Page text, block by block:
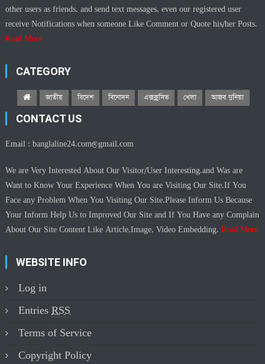
other users as friends. and send text messages, even our registered user
receive Notifications when someone Like Comment or Quote his/her Posts.
Read More
CATEGORY
জাতীয় বিদেশ বিনোদন এক্সক্লুসিভ খেলা আজব দুনিয়া
CONTACT US
Email :banglaline24.com@gmail.com
We are Very Interested About Our Visitor/User Interesting.and Was are
Want to Know Your Experience When You are Visiting Our Site.If You
Face any Problem When You Visiting Our Site.Please Inform Us Because
Your Inform Help Us to Improved Our Site and If You Have any Complain
About Our Site Content Like Article,Image, Video Embedding.Read More
WEBSITE INFO
Log in
EntriesRSS
Terms of Service
Copyright Policy